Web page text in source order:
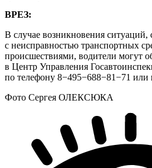
ВРЕЗ:
В случае возникновения ситуаций,
с неисправностью транспортных
происшествиями, водители могут
в Центр Управления
по телефону 8−495−688−81−71
Фото Сергея ОЛЕКСЮКА